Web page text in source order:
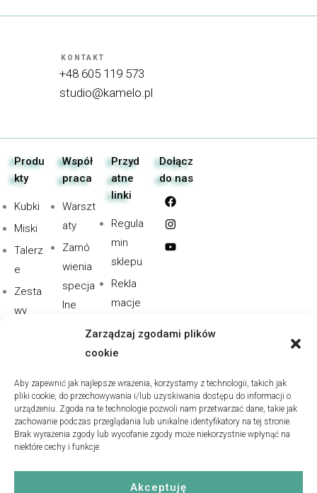
Zarządzaj zgodami plików
cookie
Aby zapewnić jak najlepsze wrażenia, korzystamy z technologii, takich jak
pliki cookie, do przechowywania i/lub uzyskiwania dostępu do informacji o
urządzeniu. Zgoda na te technologie pozwoli nam przetwarzać dane, takie jak
zachowanie podczas przeglądania lub unikalne identyfikatory na tej stronie.
Brak wyrażenia zgody lub wycofanie zgody może niekorzystnie wpłynąć na
niektóre cechy i funkcje.
Akceptuję
KONTAKT
+48 605 119 573
studio@kamelo.pl
Produ
kty
Kubki
Miski
Talerz
e
Zesta
wy
Współ
praca
Warszt
aty
Zamó
wienia
specja
lne
Współ
praca
B2B
Przyd
atne
linki
Regula
min
sklepu
Rekla
macje
zwroty
a
Prywat
ności
Polityk
cookie
Dołącz
do nas